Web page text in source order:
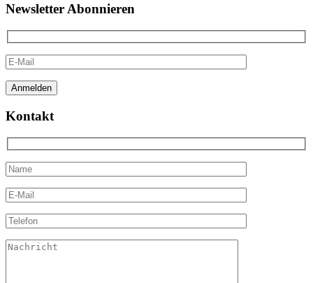
Newsletter Abonnieren
Kontakt